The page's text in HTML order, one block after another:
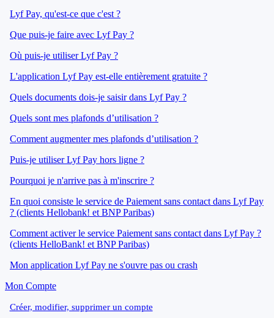
Lyf Pay, qu'est-ce que c'est ?
Que puis-je faire avec Lyf Pay ?
Où puis-je utiliser Lyf Pay ?
L'application Lyf Pay est-elle entièrement gratuite ?
Quels documents dois-je saisir dans Lyf Pay ?
Quels sont mes plafonds d’utilisation ?
Comment augmenter mes plafonds d’utilisation ?
Puis-je utiliser Lyf Pay hors ligne ?
Pourquoi je n'arrive pas à m'inscrire ?
En quoi consiste le service de Paiement sans contact dans Lyf Pay
? (clients Hellobank! et BNP Paribas)
Comment activer le service Paiement sans contact dans Lyf Pay ?
(clients HelloBank! et BNP Paribas)
Mon application Lyf Pay ne s'ouvre pas ou crash
Mon Compte
Créer, modifier, supprimer un compte